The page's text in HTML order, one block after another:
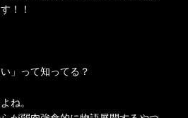
！！
」って知ってる？
ね。